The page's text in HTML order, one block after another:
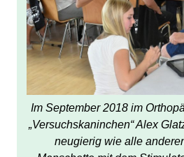
Im September 2018 im
„Versuchskaninchen“ Alex
neugierig wie alle